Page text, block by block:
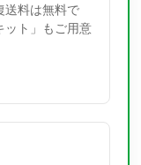
送料は無料で
ット」もご用意